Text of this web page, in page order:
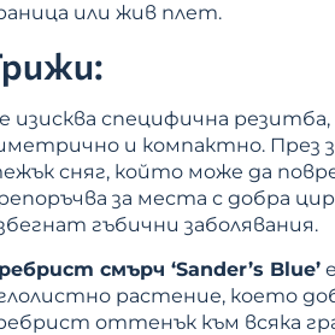
или жив плет.
изисква специфична
и компактно. През
сняг, който може да
за места с добра
гъбични заболявания.
смърч ‘Sander’s Blue’
растение, което
оттенък към всяка